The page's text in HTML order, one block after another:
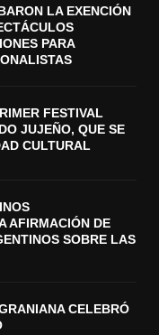
LA EXENCIÓN
PARA
FESTIVAL
JUJEÑO, QUE SE
CULTURAL
AFIRMACIÓN DE
SOBRE LAS
CELEBRÓ